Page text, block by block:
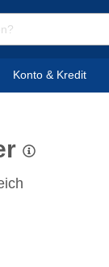
Konto & Kredit